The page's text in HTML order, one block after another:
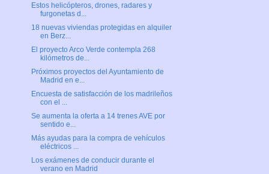
Estos helicópteros, drones, radares y
furgonetas d...
18 nuevas viviendas protegidas en alquiler
en Berz...
El proyecto Arco Verde contempla 268
kilómetros de...
Próximos proyectos del Ayuntamiento de
Madrid en e...
Encuesta de satisfacción de los madrileños
con el ...
Se aumenta la oferta a 14 trenes AVE por
sentido e...
Más ayudas para la compra de vehículos
eléctricos ...
Los exámenes de conducir durante el
verano en Madrid